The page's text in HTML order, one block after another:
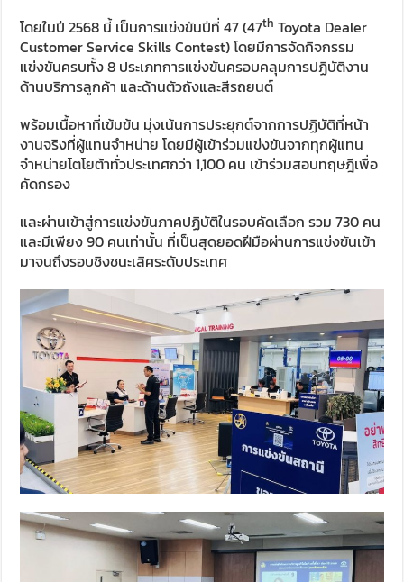
โดยในปี 2568 นี้ เป็นการแข่งขันปีที่ 47 (47th Toyota Dealer
Customer Service Skills Contest) โดยมีการจัดกิจกรรม
แข่งขันครบทั้ง 8 ประเภทการแข่งขันครอบคลุมการปฏิบัติงาน
ด้านบริการลูกค้า และด้านตัวถังและสีรถยนต์
พร้อมเนื้อหาที่เข้มข้น มุ่งเน้นการประยุกต์จากการปฏิบัติที่หน้า
งานจริงที่ผู้แทนจำหน่าย โดยมีผู้เข้าร่วมแข่งขันจากทุกผู้แทน
จำหน่ายโตโยต้าทั่วประเทศกว่า 1,100 คน เข้าร่วมสอบทฤษฎีเพื่อ
คัดกรอง
และผ่านเข้าสู่การแข่งขันภาคปฏิบัติในรอบคัดเลือก รวม 730 คน
และมีเพียง 90 คนเท่านั้น ที่เป็นสุดยอดฝีมือผ่านการแข่งขันเข้า
มาจนถึงรอบชิงชนะเลิศระดับประเทศ